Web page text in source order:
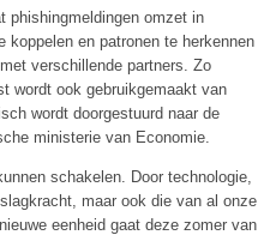
phishingmeldingen omzet in
en patronen te herkennen
verschillende partners. Zo
wordt ook gebruikgemaakt van
wordt doorgestuurd naar de
ministerie van Economie.
schakelen. Door technologie,
maar ook die van al onze
eenheid gaat deze zomer van